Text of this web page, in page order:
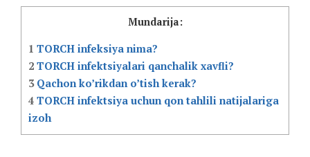
Mundarija:
1 TORCH infeksiya nima?
2 TORCH infektsiyalari qanchalik xavfli?
3Qachon ko’rikdan o’tish kerak?
4 TORCH infektsiya uchun qon tahlili natijalariga
izoh